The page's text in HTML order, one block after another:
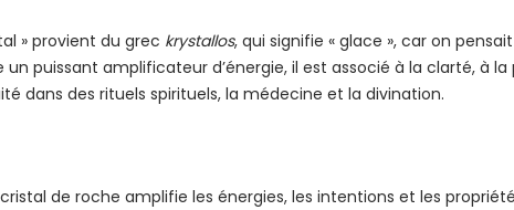
» provient du grec krystallos, qui signifie « glace », car on
un puissant amplificateur d’énergie, il est associé à la clarté, à
dans des rituels spirituels, la médecine et la divination.
cristal de roche amplifie les énergies, les intentions et les